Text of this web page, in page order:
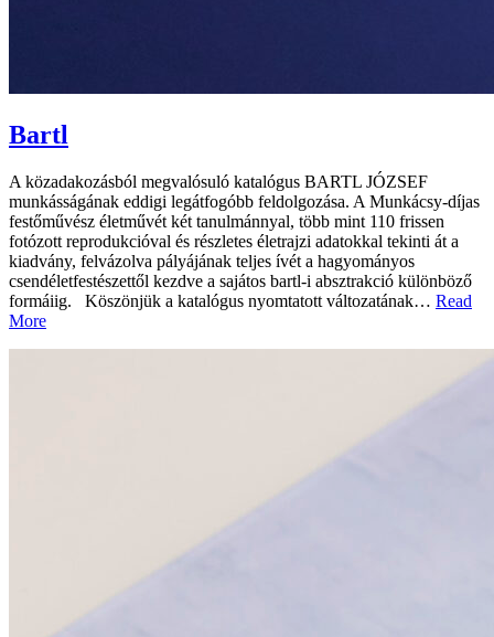
Bartl
A közadakozásból megvalósuló katalógus BARTL JÓZSEF
munkásságának eddigi legátfogóbb feldolgozása. A Munkácsy-díjas
festőművész életművét két tanulmánnyal, több mint 110 frissen
fotózott reprodukcióval és részletes életrajzi adatokkal tekinti át a
kiadvány, felvázolva pályájának teljes ívét a hagyományos
csendéletfestészettől kezdve a sajátos bartl-i absztrakció különböző
formáiig. Köszönjük a katalógus nyomtatott változatának… Read
More